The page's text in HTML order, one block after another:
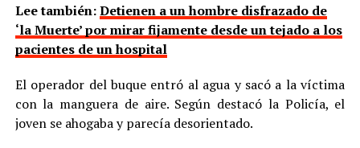
Lee también:Detienen a un hombre disfrazado de
‘la Muerte’ por mirar fijamente desde un tejado a los
pacientes de un hospital
El operador del buque entró al agua y sacó a la víctima
con la manguera de aire. Según destacó la Policía, el
joven se ahogaba y parecía desorientado.